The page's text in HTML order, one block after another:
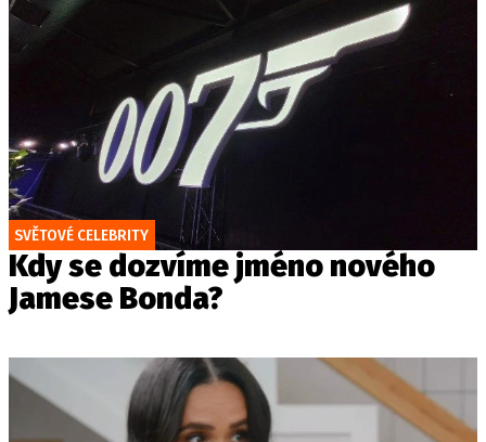
SVĚTOVÉ CELEBRITY
Kdy se dozvíme jméno nového
Jamese Bonda?